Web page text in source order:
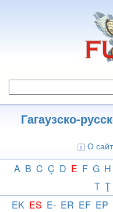
Гагаузско-
О
A B C Ç D E F G H
T Ţ
EK ES E- ER EF EP